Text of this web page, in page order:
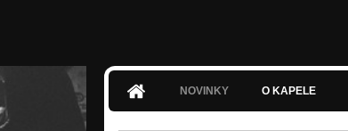
NOVINKY O KAPELE